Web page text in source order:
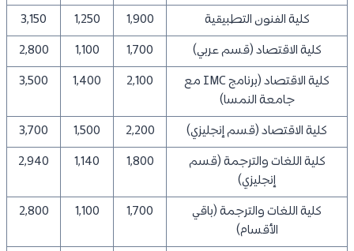
كلية الفنون التطبيقية 1,900
1,250
3,150
كلية الاقتصاد (قسم عربي)
1,700
1,100
2,800
كلية الاقتصاد (برنامج IMC مع
جامعة النمسا)
2,100
1,400
3,500
كلية الاقتصاد (قسم إنجليزي) 2,200
1,500
3,700
كلية اللغات والترجمة (قسم
إنجليزي)
1,800
1,140
2,940
كلية اللغات والترجمة (باقي
الأقسام)
1,700
1,100
2,800